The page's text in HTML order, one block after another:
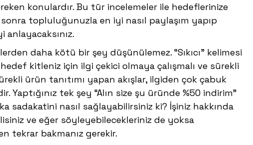
konulardır. Bu tür incelemeler ile hedeflerinize
topluluğunuzla en iyi nasıl paylaşım yapıp
daha kötü bir şey düşünülemez. “Sıkıcı” kelimesi
kitleniz için ilgi çekici olmaya çalışmalı ve sürekli
ürün tanıtımı yapan akışlar, ilgiden çok çabuk
Yaptığınız tek şey “Alın size şu üründe %50 indirim”
sadakatini nasıl sağlayabilirsiniz ki? İşiniz hakkında
ve eğer söyleyebilecekleriniz de yoksa
tekrar bakmanız gerekir.